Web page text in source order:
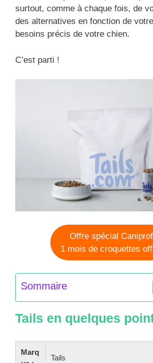
surtout, comme à chaque fois, de
des alternatives en fonction de
besoins précis de votre chien.
C’est parti !
Offre spécial
1 mois de croquettes
Sommaire
Tails en quelques
Marq
Tails